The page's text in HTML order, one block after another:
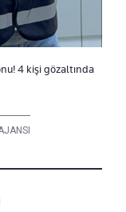
4 kişi gözaltında